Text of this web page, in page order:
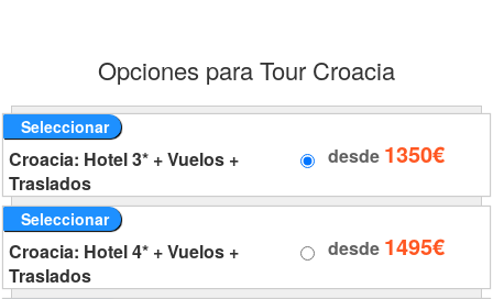
Opciones para Tour Croacia
Seleccionar
Croacia: Hotel 3* + Vuelos +
Traslados
desde 1350€
Seleccionar
Croacia: Hotel 4* + Vuelos +
Traslados
desde 1495€